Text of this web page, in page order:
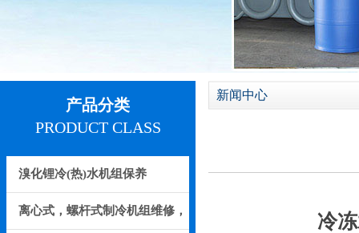
产品分类
PRODUCT CLASS
溴化锂冷(热)水机组保养
离心式，螺杆式制冷机组维修，
新闻中心
冷